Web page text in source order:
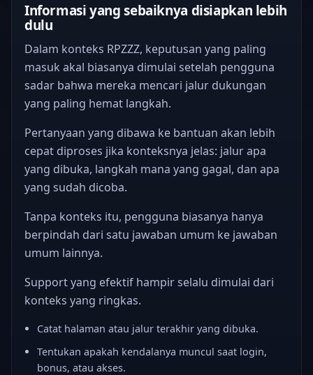
Informasi yang sebaiknya disiapkan lebih
dulu
Dalam konteks RPZZZ, keputusan yang paling
masuk akal biasanya dimulai setelah pengguna
sadar bahwa mereka mencari jalur dukungan
yang paling hemat langkah.
Pertanyaan yang dibawa ke bantuan akan lebih
cepat diproses jika konteksnya jelas: jalur apa
yang dibuka, langkah mana yang gagal, dan apa
yang sudah dicoba.
Tanpa konteks itu, pengguna biasanya hanya
berpindah dari satu jawaban umum ke jawaban
umum lainnya.
Support yang efektif hampir selalu dimulai dari
konteks yang ringkas.
Catat halaman atau jalur terakhir yang dibuka.
Tentukan apakah kendalanya muncul saat login,
bonus, atau akses.